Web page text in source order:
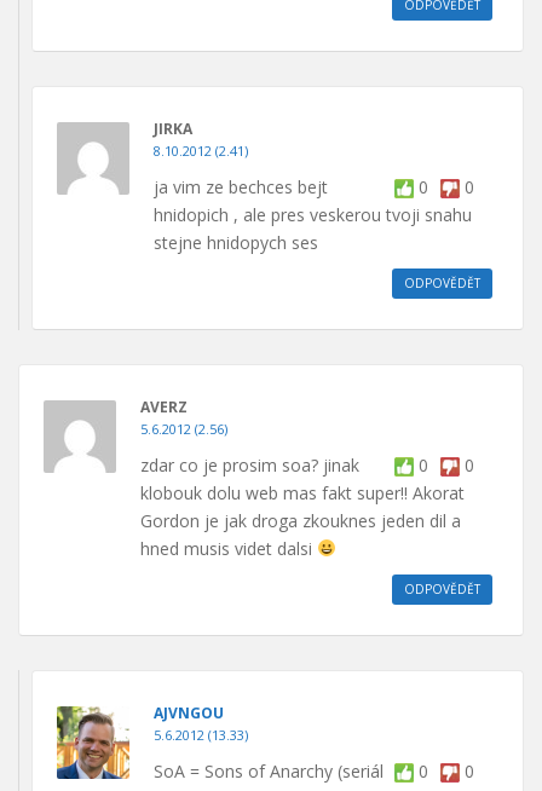
ODPOVĚDĚT
JIRKA
8.10.2012 (2.41)
0 0
ja vim ze bechces bejt
hnidopich , ale pres veskerou tvoji snahu
stejne hnidopych ses
ODPOVĚDĚT
AVERZ
5.6.2012 (2.56)
0 0
zdar co je prosim soa? jinak
klobouk dolu web mas fakt super!! Akorat
Gordon je jak droga zkouknes jeden dil a
hned musis videt dalsi
ODPOVĚDĚT
AJVNGOU
5.6.2012 (13.33)
0 0
SoA = Sons of Anarchy (seriál